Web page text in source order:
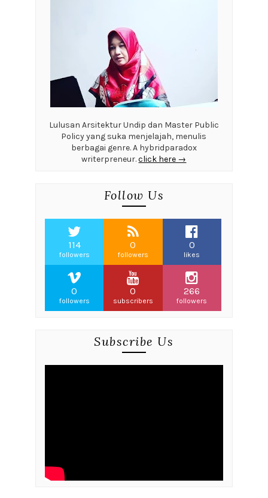
Lulusan Arsitektur Undip dan Master Public
Policy yang suka menjelajah, menulis
berbagai genre. A hybridparadox
writerpreneur.click here →
Follow Us
114
followers
0
followers
0
likes
0
followers
0
subscribers
266
followers
Subscribe Us